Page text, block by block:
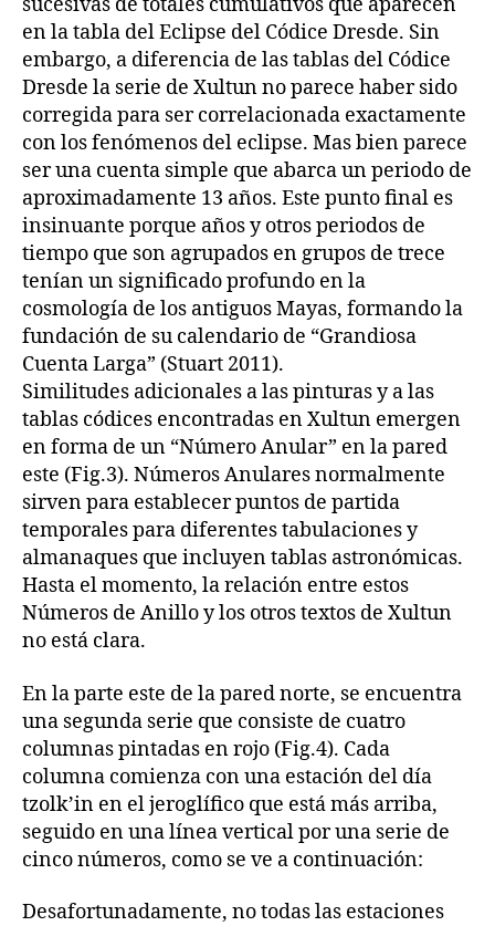
en la tabla del Eclipse del Códice Dresde. Sin
embargo, a diferencia de las tablas del Códice
Dresde la serie de Xultun no parece haber sido
corregida para ser correlacionada exactamente
con los fenómenos del eclipse. Mas bien parece
ser una cuenta simple que abarca un periodo de
aproximadamente 13 años. Este punto final es
insinuante porque años y otros periodos de
tiempo que son agrupados en grupos de trece
tenían un significado profundo en la
cosmología de los antiguos Mayas, formando la
fundación de su calendario de “Grandiosa
Cuenta Larga” (Stuart 2011).
Similitudes adicionales a las pinturas y a las
tablas códices encontradas en Xultun emergen
en forma de un “Número Anular” en la pared
este (Fig.3). Números Anulares normalmente
sirven para establecer puntos de partida
temporales para diferentes tabulaciones y
almanaques que incluyen tablas astronómicas.
Hasta el momento, la relación entre estos
Números de Anillo y los otros textos de Xultun
no está clara.
En la parte este de la pared norte, se encuentra
una segunda serie que consiste de cuatro
columnas pintadas en rojo (Fig.4). Cada
columna comienza con una estación del día
tzolk’in en el jeroglífico que está más arriba,
seguido en una línea vertical por una serie de
cinco números, como se ve a continuación:
Desafortunadamente, no todas las estaciones